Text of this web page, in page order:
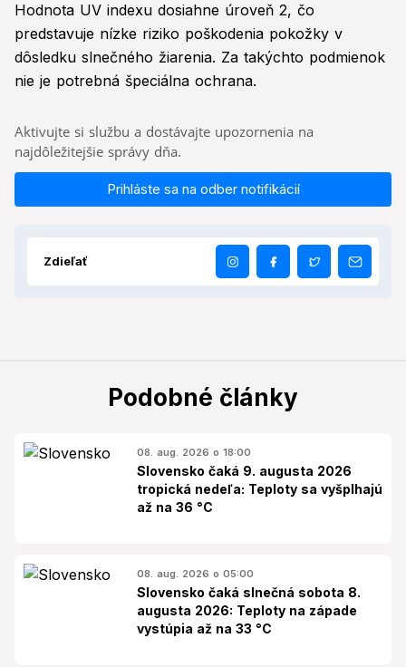
Hodnota UV indexu dosiahne úroveň 2, čo
predstavuje nízke riziko poškodenia pokožky v
dôsledku slnečného žiarenia. Za takýchto podmienok
nie je potrebná špeciálna ochrana.
Aktivujte si službu a dostávajte upozornenia na
najdôležitejšie správy dňa.
Prihláste sa na odber notifikácií
Zdieľať
Podobné články
08. aug. 2026 o 18:00
Slovensko čaká 9. augusta 2026
tropická nedeľa: Teploty sa vyšplhajú
až na 36 °C
08. aug. 2026 o 05:00
Slovensko čaká slnečná sobota 8.
augusta 2026: Teploty na západe
vystúpia až na 33 °C